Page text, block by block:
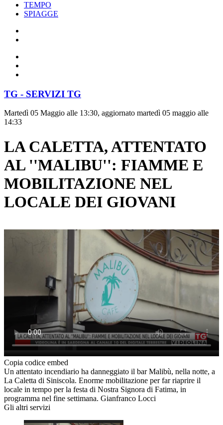
TEMPO
SPIAGGE
TG - SERVIZI TG
Martedì 05 Maggio alle 13:30, aggiornato martedì 05 maggio alle
14:33
LA CALETTA, ATTENTATO
AL ''MALIBU'': FIAMME E
MOBILITAZIONE NEL
LOCALE DEI GIOVANI
Copia codice embed
Un attentato incendiario ha danneggiato il bar Malibù, nella notte, a
La Caletta di Siniscola. Enorme mobilitazione per far riaprire il
locale in tempo per la festa di Nostra Signora di Fatima, in
programma nel fine settimana. Gianfranco Locci
Gli altri servizi